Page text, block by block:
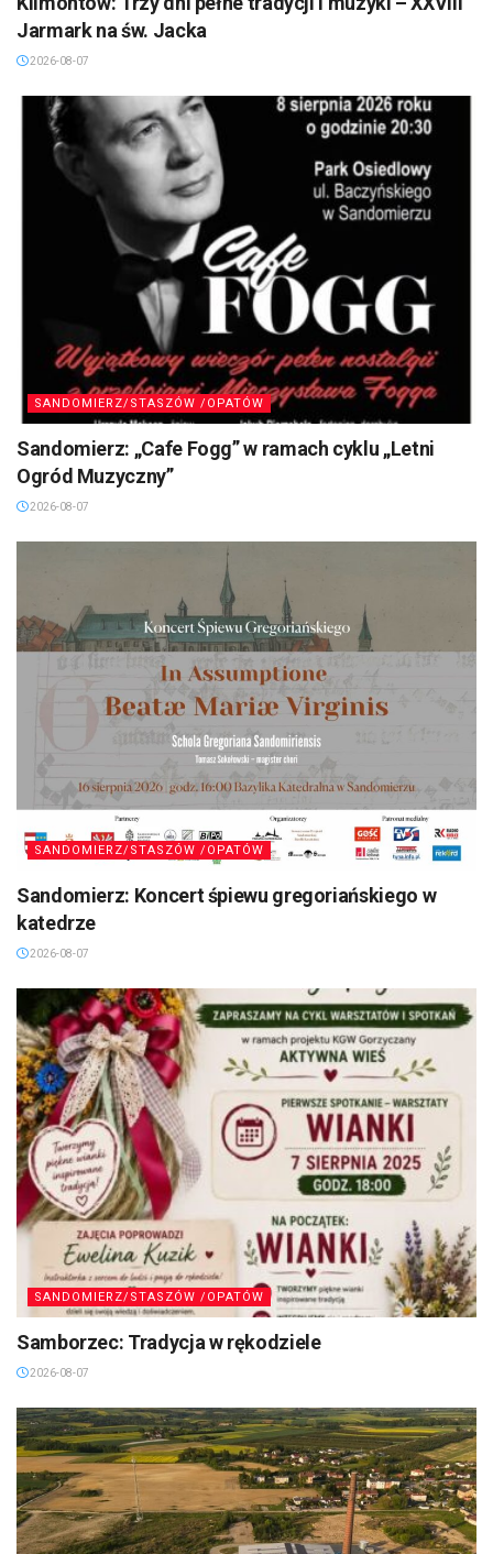
Jarmark na św. Jacka
2026-08-07
SANDOMIERZ/STASZÓW /OPATÓW
Sandomierz: „Cafe Fogg” w ramach cyklu „Letni
Ogród Muzyczny”
2026-08-07
SANDOMIERZ/STASZÓW /OPATÓW
Sandomierz: Koncert śpiewu gregoriańskiego w
katedrze
2026-08-07
SANDOMIERZ/STASZÓW /OPATÓW
Samborzec: Tradycja w rękodziele
2026-08-07